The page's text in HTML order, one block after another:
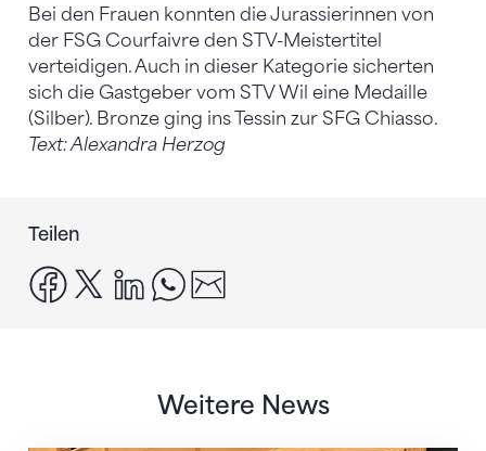
Bei den Frauen konnten die Jurassierinnen von
der FSG Courfaivre den STV-Meistertitel
verteidigen. Auch in dieser Kategorie sicherten
sich die Gastgeber vom STV Wil eine Medaille
(Silber). Bronze ging ins Tessin zur SFG Chiasso.
Text: Alexandra Herzog
Teilen
facebook
x linkedinwhatsapp
Weitere News